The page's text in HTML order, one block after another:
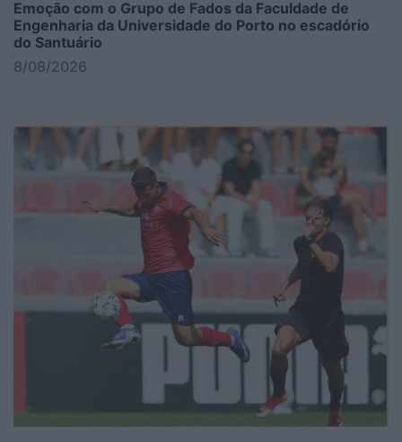
Emoção com o Grupo de Fados da Faculdade de
Engenharia da Universidade do Porto no escadório
do Santuário
8/08/2026